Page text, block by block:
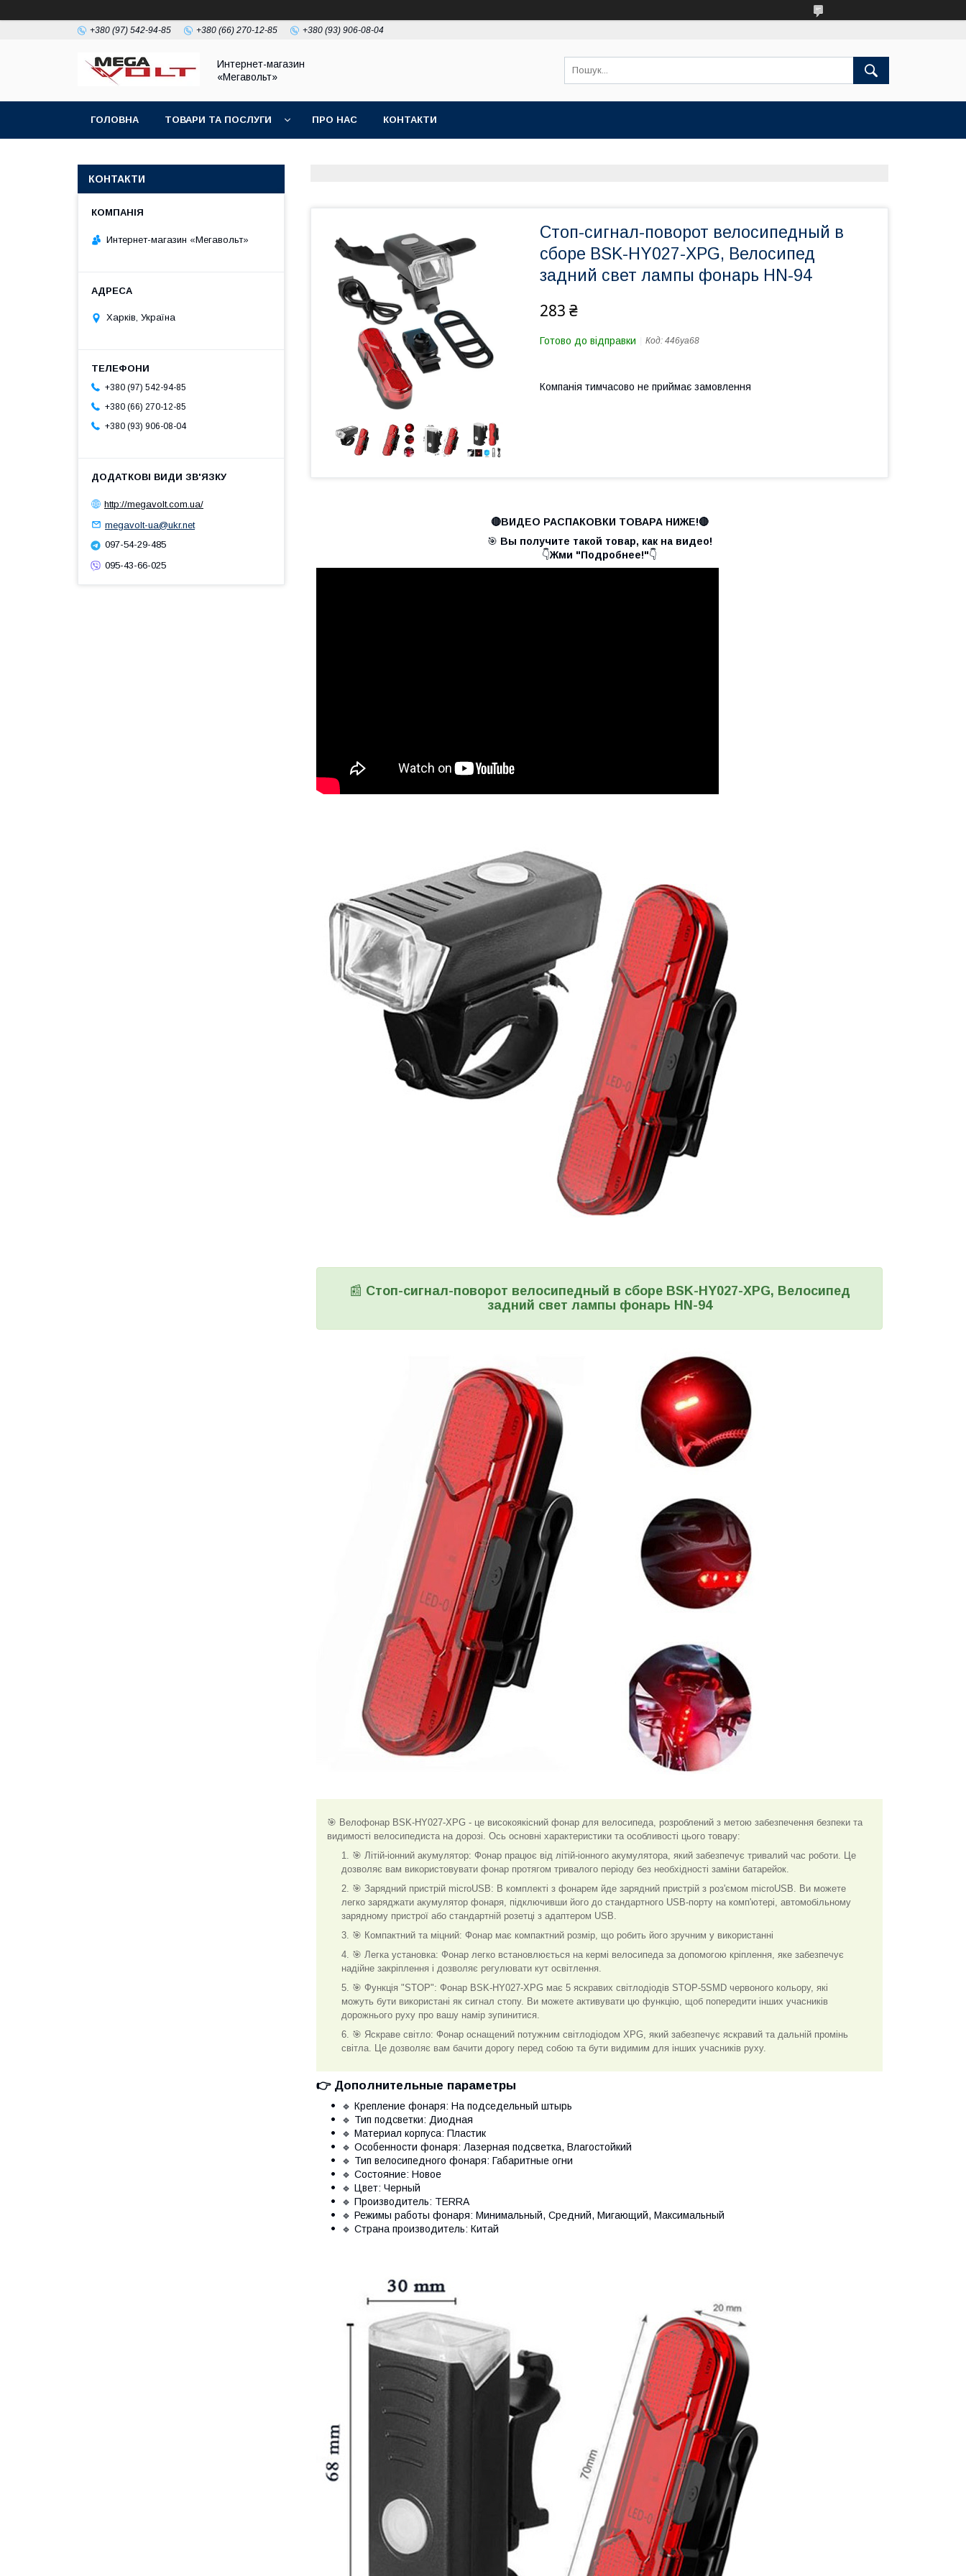
+380 (97) 542-94-85 +380 (66) 270-12-85 +380 (93) 906-08-04
Интернет-магазин
«Мегавольт»
ГОЛОВНА ТОВАРИ ТА ПОСЛУГИ ПРО НАС КОНТАКТИ
Стоп-сигнал-поворот велосипедный в
сборе BSK-HY027-XPG, Велосипед
задний свет лампы фонарь HN-94
283 ₴
Готово до відправки Код: 446ya68
Компанія тимчасово не приймає замовлення
🔴ВИДЕО РАСПАКОВКИ ТОВАРА НИЖЕ!🔴
🎯 Вы получите такой товар, как на видео!
👇Жми "Подробнее!"👇
📰 Стоп-сигнал-поворот велосипедный в сборе BSK-HY027-XPG, Велосипед
задний свет лампы фонарь HN-94
🎯 Велофонар BSK-HY027-XPG - це високоякісний фонар для велосипеда, розроблений з метою забезпечення безпеки та
видимості велосипедиста на дорозі. Ось основні характеристики та особливості цього товару:
🎯 Літій-іонний акумулятор: Фонар працює від літій-іонного акумулятора, який забезпечує тривалий час роботи. Це
дозволяє вам використовувати фонар протягом тривалого періоду без необхідності заміни батарейок.
🎯 Зарядний пристрій microUSB: В комплекті з фонарем йде зарядний пристрій з роз'ємом microUSB. Ви можете
легко заряджати акумулятор фонаря, підключивши його до стандартного USB-порту на комп'ютері, автомобільному
зарядному пристрої або стандартній розетці з адаптером USB.
🎯 Компактний та міцний: Фонар має компактний розмір, що робить його зручним у використанні
🎯 Легка установка: Фонар легко встановлюється на кермі велосипеда за допомогою кріплення, яке забезпечує
надійне закріплення і дозволяє регулювати кут освітлення.
🎯 Функція "STOP": Фонар BSK-HY027-XPG має 5 яскравих світлодіодів STOP-5SMD червоного кольору, які
можуть бути використані як сигнал стопу. Ви можете активувати цю функцію, щоб попередити інших учасників
дорожнього руху про вашу намір зупинитися.
🎯 Яскраве світло: Фонар оснащений потужним світлодіодом XPG, який забезпечує яскравий та дальній промінь
світла. Це дозволяє вам бачити дорогу перед собою та бути видимим для інших учасників руху.
👉 Дополнительные параметры
🔹 Крепление фонаря: На подседельный штырь
🔹 Тип подсветки: Диодная
🔹 Материал корпуса: Пластик
🔹 Особенности фонаря: Лазерная подсветка, Влагостойкий
🔹 Тип велосипедного фонаря: Габаритные огни
🔹 Состояние: Новое
🔹 Цвет: Черный
🔹 Производитель: TERRA
🔹 Режимы работы фонаря: Минимальный, Средний, Мигающий, Максимальный
🔹 Страна производитель: Китай
КОНТАКТИ
Интернет-магазин «Мегавольт»
Харків, Україна
+380 (97) 542-94-85
+380 (66) 270-12-85
+380 (93) 906-08-04
http://megavolt.com.ua/
megavolt-ua@ukr.net
097-54-29-485
095-43-66-025